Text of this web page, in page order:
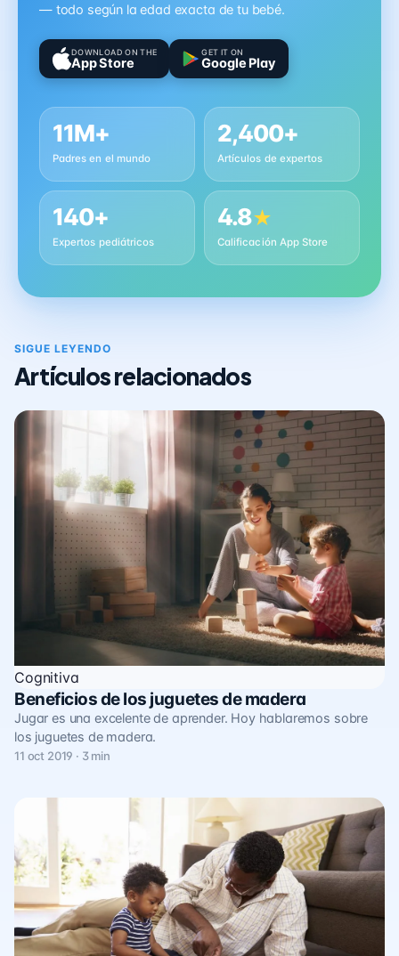
— todo según la edad exacta de tu bebé.
DOWNLOAD ON THE
App Store
GET IT ON
Google Play
11M+
Padres en el mundo
2,400+
Artículos de expertos
140+
Expertos pediátricos
4.8★
Calificación App Store
SIGUE LEYENDO
Artículos relacionados
Cognitiva
Beneficios de los juguetes de madera
Jugar es una excelente de aprender. Hoy hablaremos sobre
los juguetes de madera.
11 oct 2019 · 3 min